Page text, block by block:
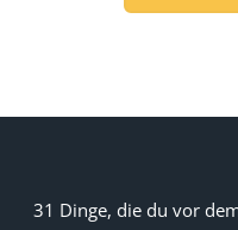
31 Dinge, die du vor